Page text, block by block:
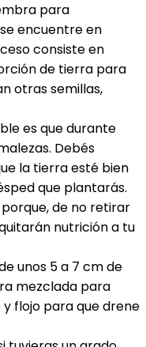
para
encuentre en
consiste en
de tierra para
otras semillas,
es que durante
Debés
la tierra esté bien
que plantarás.
de no retirar
nutrición a tu
unos 5 a 7 cm de
mezclada para
flojo para que drene